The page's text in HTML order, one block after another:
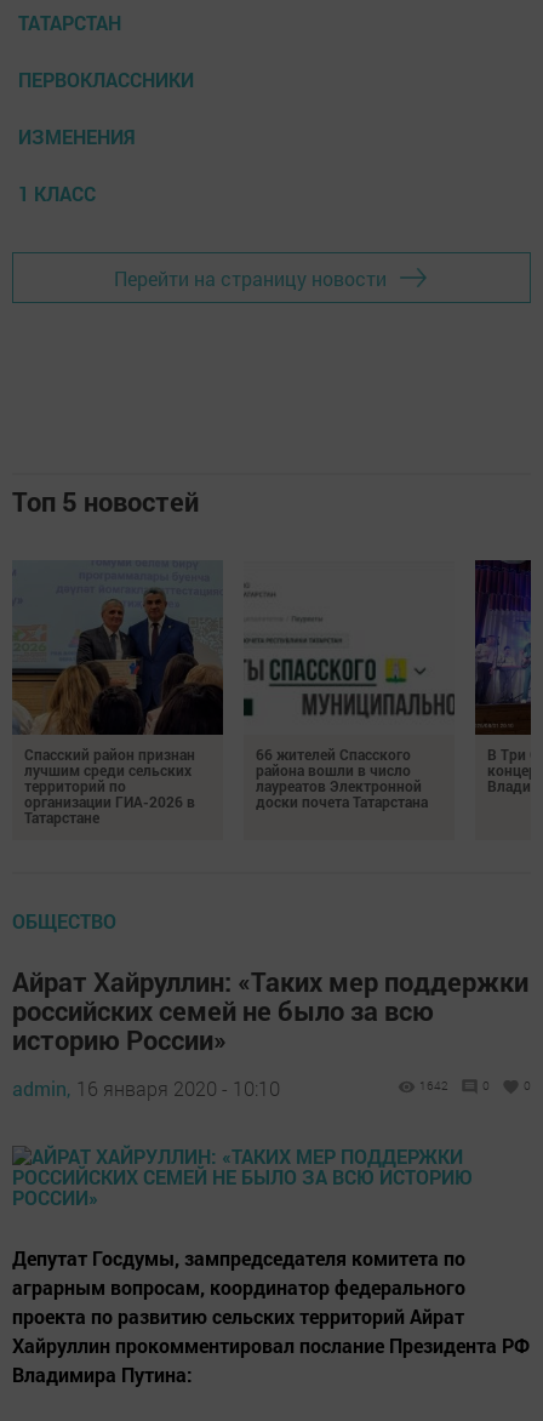
ТАТАРСТАН
ПЕРВОКЛАССНИКИ
ИЗМЕНЕНИЯ
1 КЛАСС
Перейти на страницу новости
Топ 5 новостей
Спасский район признан
лучшим среди сельских
территорий по
организации ГИА-2026 в
Татарстане
66 жителей Спасского
района вошли в число
лауреатов Электронной
доски почета Татарстана
В Три
ОБЩЕСТВО
Айрат Хайруллин: «Таких мер поддержки
российских семей не было за всю
историю России»
admin, 16 января 2020 - 10:10 1642 0 0
​​​​​​​Депутат Госдумы, зампредседателя комитета по
аграрным вопросам, координатор федерального
проекта по развитию сельских территорий Айрат
Хайруллин прокомментировал послание Президента РФ
Владимира Путина: